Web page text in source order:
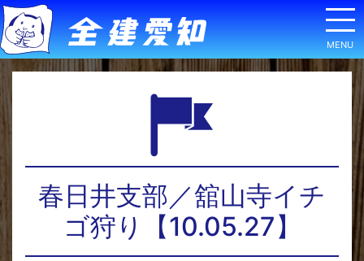
春日井支部／舘山寺イチ
ゴ狩り【10.05.27】